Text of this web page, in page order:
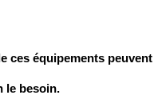
ces équipements peuvent
le besoin.